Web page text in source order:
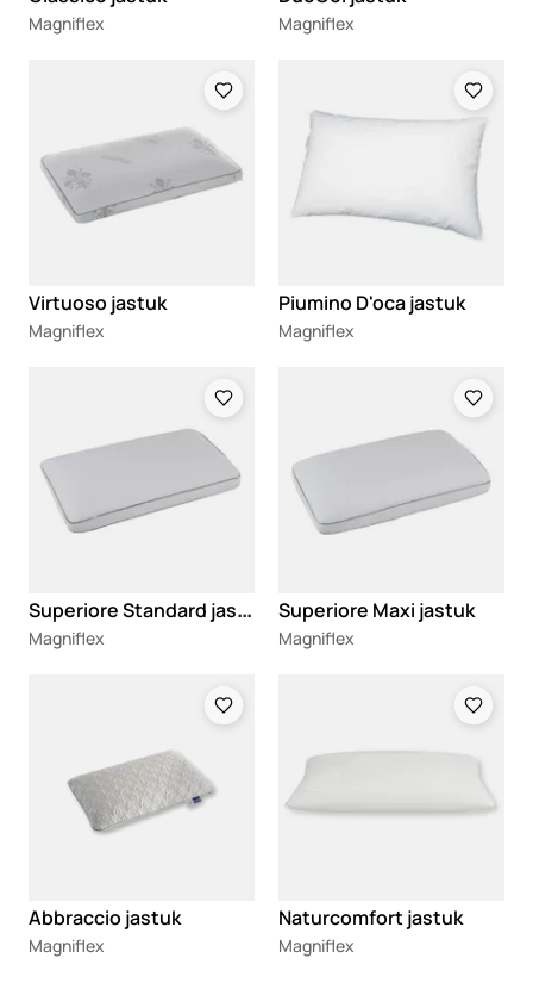
Magniflex Magniflex
Virtuoso jastuk
Magniflex
Piumino D'oca jastuk
Magniflex
S
uperiore Standard jastuk
Magniflex
Superiore Maxi jastuk
Magniflex
Abbraccio jastuk
Magniflex
Naturcomfort jastuk
Magniflex